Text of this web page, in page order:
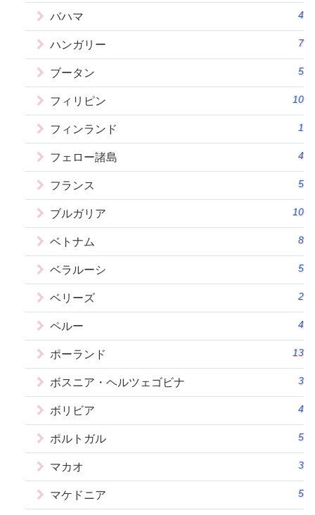
バハマ 4
ハンガリー 7
ブータン 5
フィリピン 10
フィンランド 1
フェロー諸島 4
フランス 5
ブルガリア 10
ベトナム 8
ベラルーシ 5
ベリーズ 2
ペルー 4
ポーランド 13
ボスニア・ヘルツェゴビナ 3
ボリビア 4
ポルトガル 5
マカオ 3
マケドニア 5